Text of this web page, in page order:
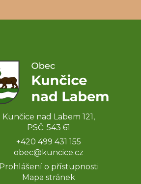
Kunčice nad Labem 121,
PSČ: 543 61
+420 499 431 155
obec@kuncice.cz
Prohlášení o přístupnosti
Mapa stránek